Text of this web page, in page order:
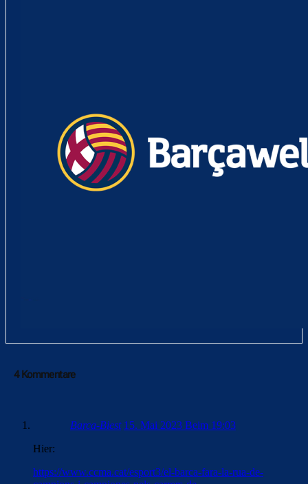
4 Kommentare
Barca-Biest 15. Mai 2023 Beim 19:03
Hier:
https://www.ccma.cat/esport3/el-barca-fara-la-rua-de-